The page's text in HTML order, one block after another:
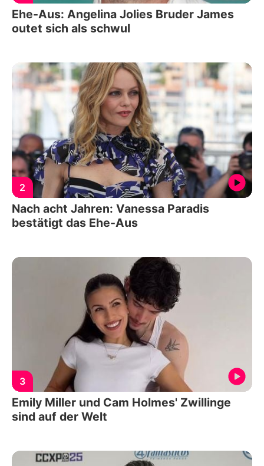
Ehe-Aus: Angelina Jolies Bruder James
outet sich als schwul
2
Nach acht Jahren: Vanessa Paradis
bestätigt das Ehe-Aus
3
Emily Miller und Cam Holmes' Zwillinge
sind auf der Welt